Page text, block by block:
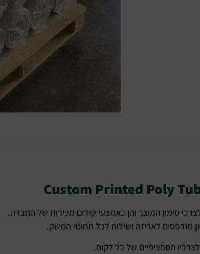
מודפסים לאריזה ושילוח לכל תחומי המשק.
הספציפיים של כל לקוח.